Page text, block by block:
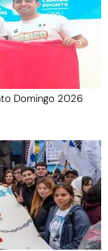
Domingo 2026